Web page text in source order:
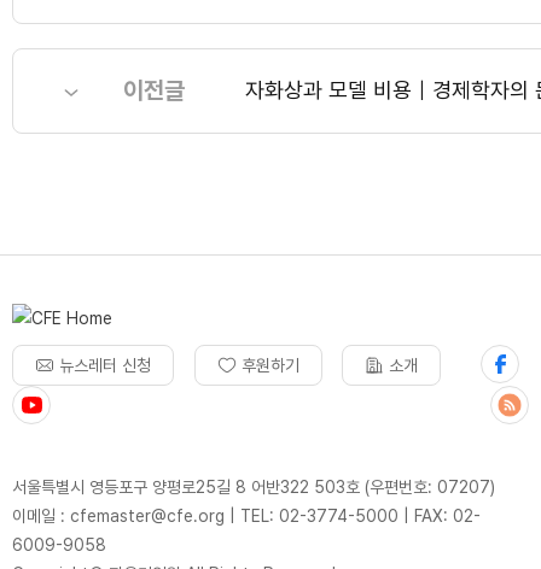
이전글 자화상과 모델 비용｜경제학자의
뉴스레터 신청 후원하기 소개
서울특별시 영등포구 양평로25길 8 어반322 503호 (우편번호: 07207)
이메일 : cfemaster@cfe.org
TEL: 02-3774-5000
FAX: 02-
6009-9058